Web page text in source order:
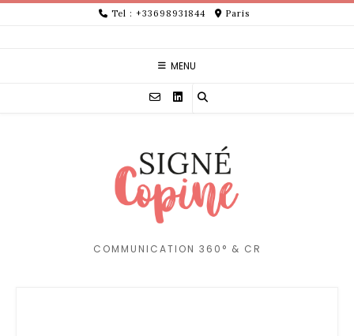
Skip
Tel : +33698931844 Paris
MENU
COMMUNICATION 360° & CR